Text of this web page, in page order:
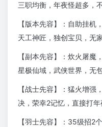
三职均衡，年夜怪超多，
【版本先容】：自助挂机
天工神匠，独创宝贝，无
【副本先容】：炊火屠魔
星极仙域，武侠世界，无
【战士先容】：猛火增强
决，荣幸2记忆，直接打年
【羽士先容】：35级招2